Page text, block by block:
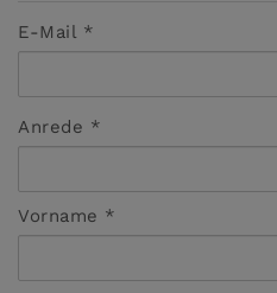
E-Mail
Anrede
Vorname